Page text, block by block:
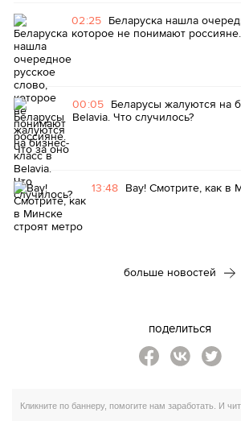
02:25 Беларуска нашла
которое не понимают
00:05 Беларусы жалуются на
Belavia. Что случилось?
13:48 Вау! Смотрите, как в
больше новостей
поделиться